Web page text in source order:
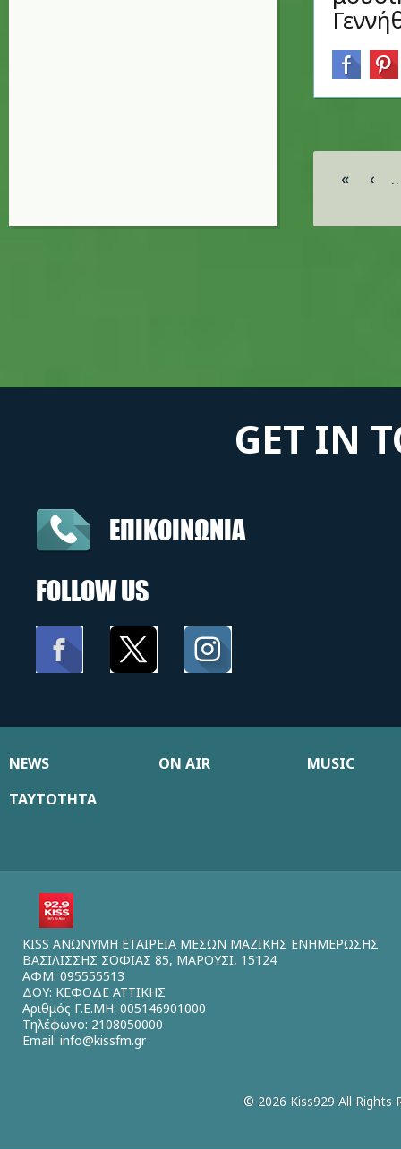
Σελίδες
« ‹
GET IN
ΕΠΙΚΟΙΝΩΝΙΑ
FOLLOW US
NEWS ON AIR
MUSIC
ΤΑΥΤΟΤΗΤΑ
KISS ΑΝΩΝΥΜΗ ΕΤΑΙΡΕΙΑ ΜΕΣΩΝ ΜΑΖΙΚΗΣ ΕΝΗΜΕΡΩΣΗΣ
ΒΑΣΙΛΙΣΣΗΣ ΣΟΦΙΑΣ 85, ΜΑΡΟΥΣΙ, 15124
ΑΦΜ: 095555513
ΔΟΥ: ΚΕΦΟΔΕ ΑΤΤΙΚΗΣ
Αριθμός Γ.Ε.ΜΗ: 005146901000
Τηλέφωνο: 2108050000
Email: info@kissfm.gr
© 2026 Kiss929 All Rights